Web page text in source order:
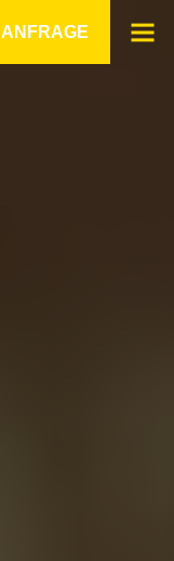
ANFRAGE